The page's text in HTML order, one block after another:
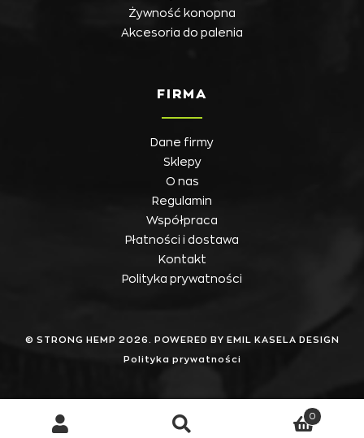
Żywność konopna
Akcesoria do palenia
FIRMA
Dane firmy
Sklepy
O nas
Regulamin
Współpraca
Płatności i dostawa
Kontakt
Polityka prywatności
© STRONG HEMP 2026. POWERED BY EMIL KASELA DESIGN
Polityka prywatności
0